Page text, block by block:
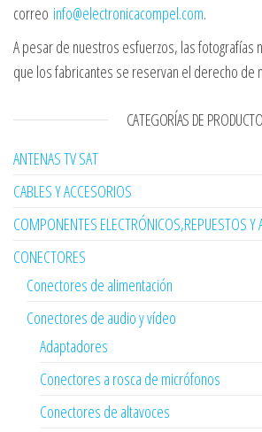
correo info@electronicacompel.com.
A pesar de nuestros esfuerzos, las fotografías
que los fabricantes se reservan el derecho de
CATEGORÍAS DE
ANTENAS TV SAT
CABLES Y ACCESORIOS
COMPONENTES ELECTRÓNICOS,REPUESTOS Y
CONECTORES
Conectores de alimentación
Conectores de audio y vídeo
Adaptadores
Conectores a rosca de micrófonos
Conectores de altavoces